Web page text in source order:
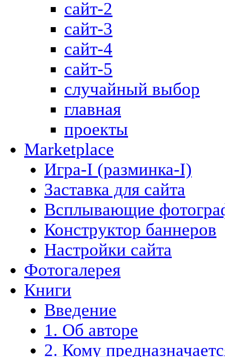
сайт-2
сайт-3
сайт-4
сайт-5
случайный выбор
главная
проекты
Marketplace
Игра-I (разминка-I)
Заставка для сайта
Всплывающие
Конструктор баннеров
Настройки сайта
Фотогалерея
Книги
Введение
1. Об авторе
2. Кому